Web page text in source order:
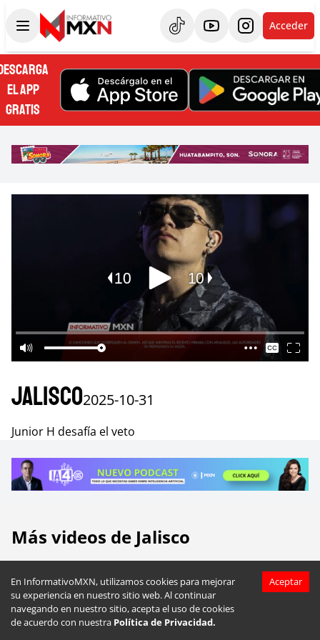
En InformativoMXN, utilizamos cookies para mejorar
su experiencia en nuestro sitio web. Al continuar
navegando en nuestro sitio, acepta el uso de cookies
de acuerdo con nuestra Política de Privacidad.
Aceptar
Acceder
EL APP
GRATIS
Jalisco2025-10-31
Junior H desafía el veto
Más videos de Jalisco